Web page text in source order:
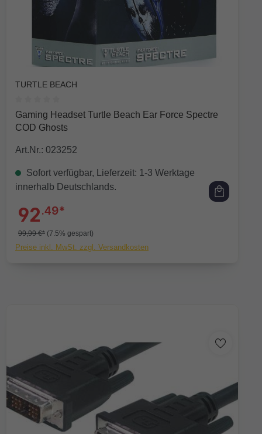
TURTLE BEACH
Durchschnittliche Bewertung von 0 von 5 Sternen
Gaming Headset Turtle Beach Ear Force Spectre
COD Ghosts
Art.Nr.: 023252
Sofort verfügbar, Lieferzeit: 1-3 Werktage
innerhalb Deutschlands.
92.49*
99,99 €* (7.5% gespart)
Preise inkl. MwSt. zzgl. Versandkosten